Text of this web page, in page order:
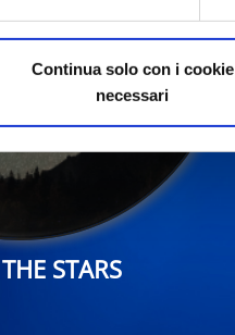
Continua solo con i cookie
necessari
STARS